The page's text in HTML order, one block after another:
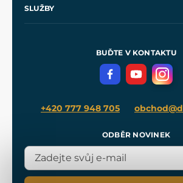
Velkoobchod
SLUŽBY
Meče pro Kingdom Come
BUĎTE V KONTAKTU
+420 777 948 705
ODBĚR NOVINEK